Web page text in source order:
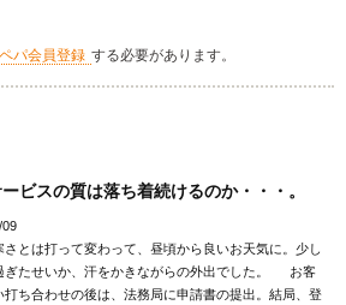
パ会員登録 する必要があります。
ビスの質は落ち着続けるのか・・・。
09
さとは打って変わって、昼頃から良いお天気に。少し
ぎたせいか、汗をかきながらの外出でした。 お客
打ち合わせの後は、法務局に申請書の提出。結局、登